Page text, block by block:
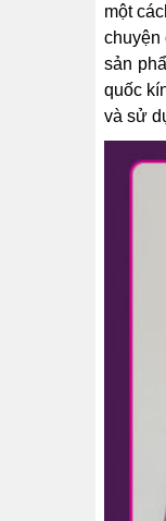
một
chuyện
sản
quốc
và sử